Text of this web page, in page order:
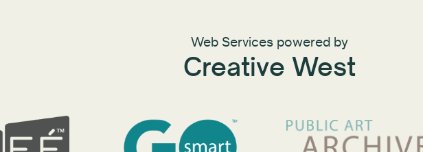
Web Services powered by
Creative West